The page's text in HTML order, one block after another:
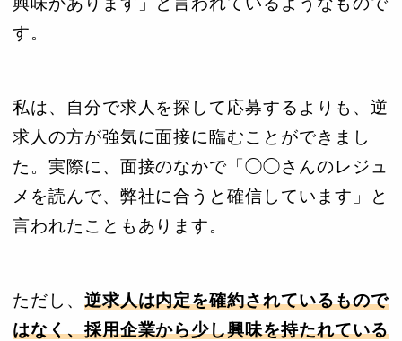
す。
私は、自分で求人を探して応募するよりも、逆
求人の方が強気に面接に臨むことができまし
た。実際に、面接のなかで「◯◯さんのレジュ
メを読んで、弊社に合うと確信しています」と
言われたこともあります。
ただし、 逆求人は内定を確約されているもので
はなく、採用企業から少し興味を持たれている